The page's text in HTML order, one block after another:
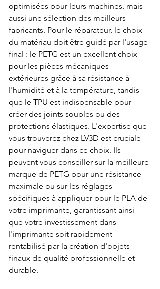
optimisées pour leurs machines, mais
aussi une sélection des meilleurs
fabricants. Pour le réparateur, le choix
du matériau doit être guidé par l'usage
final : le PETG est un excellent choix
pour les pièces mécaniques
extérieures grâce à sa résistance à
l'humidité et à la température, tandis
que le TPU est indispensable pour
créer des joints souples ou des
protections élastiques. L'expertise que
vous trouverez chez LV3D est cruciale
pour naviguer dans ce choix. Ils
peuvent vous conseiller sur la meilleure
marque de PETG pour une résistance
maximale ou sur les réglages
spécifiques à appliquer pour le PLA de
votre imprimante, garantissant ainsi
que votre investissement dans
l'imprimante soit rapidement
rentabilisé par la création d'objets
finaux de qualité professionnelle et
durable.